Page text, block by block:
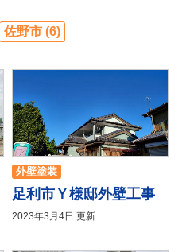
佐野市 (6)
足利市Ｙ様邸外壁工事
2023年3月4日 更新
外壁塗装